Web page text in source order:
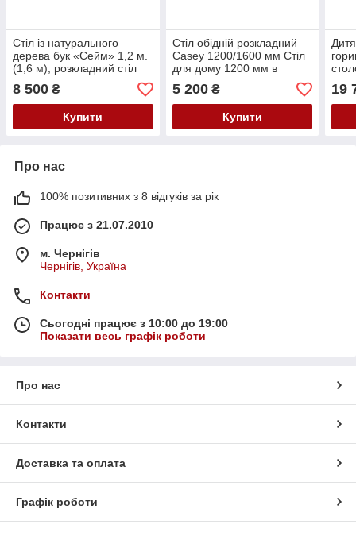
Стіл із натурального
дерева бук «Сейм» 1,2 м.
(1,6 м), розкладний стіл
8 500 ₴
Купити
Стіл обідній розкладний
Casey 1200/1600 мм Стіл
для дому 1200 мм в
розкладному 1600 мм.
5 200₴
Купити
19
Про нас
100% позитивних з 8 відгуків за рік
Працює з 21.07.2010
м. Чернігів
Чернігів, Україна
Контакти
Сьогодні працює з 10:00 до 19:00
Показати весь графік роботи
Про нас
Контакти
Доставка та оплата
Графік роботи